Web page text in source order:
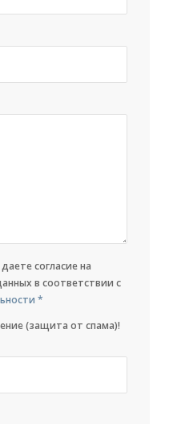
согласие на
в соответствии с
*
(защита от спама)!